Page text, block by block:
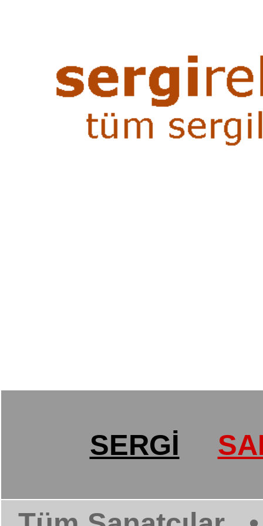
SERGİ